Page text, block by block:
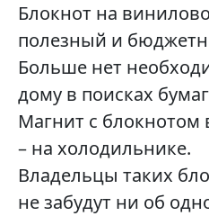
Блокнот на
полезный и
Больше нет
дому в поисках
Магнит с блокнотом
– на холодильнике.
Владельцы таких
не забудут ни об